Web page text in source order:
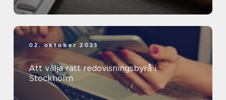
02. oktober 2025
Att välja rätt redovisningsbyrå i
Stockholm